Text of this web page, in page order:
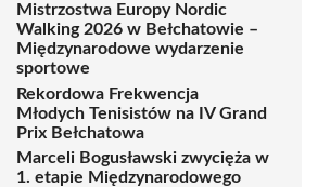
Mistrzostwa Europy Nordic
Walking 2026 w Bełchatowie –
Międzynarodowe wydarzenie
sportowe
Rekordowa Frekwencja
Młodych Tenisistów na IV Grand
Prix Bełchatowa
Marceli Bogusławski zwycięża w
1. etapie Międzynarodowego